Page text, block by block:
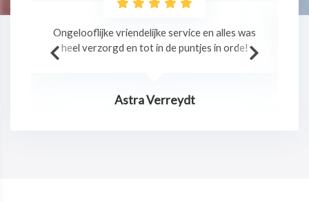
Professionele massage in een relaxte sfeer!